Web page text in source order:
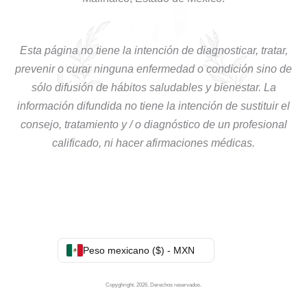
Esta página no tiene la intención de diagnosticar, tratar,
prevenir o curar ninguna enfermedad o condición sino de
sólo difusión de hábitos saludables y bienestar. La
información difundida no tiene la intención de sustituir el
consejo, tratamiento y / o diagnóstico de un profesional
calificado, ni hacer afirmaciones médicas.
Peso mexicano ($) - MXN
Copyghright. 2026. Derechos reservados.